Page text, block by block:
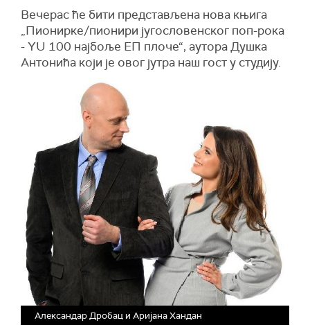
Вечерас ће бити представљена нова књига
„Пионирке/пионири југословенског поп-рока
- YU 100 најбоље ЕП плоче“, аутора Душка
Антонића који је овог јутра наш гост у студију.
Александар Дробац и Аријана Хандан